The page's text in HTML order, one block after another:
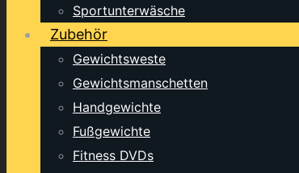
Sportunterwäsche
Zubehör
Gewichtsweste
Gewichtsmanschetten
Handgewichte
Fußgewichte
Fitness DVDs